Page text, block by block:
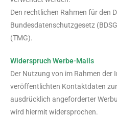
Den rechtlichen Rahmen für den
Bundesdatenschutzgesetz
(TMG).
Widerspruch Werbe-Mails
Der Nutzung von im Rahmen der
veröffentlichten Kontaktdaten
ausdrücklich angeforderter
wird hiermit widersprochen.